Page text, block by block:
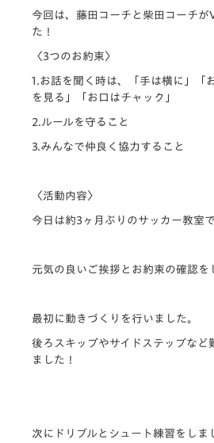
今回は、藤田コーチと柴田コーチが
た！
〈3つのお約束〉
1.お話を聞く時は、「手は横に」「
を見る」「お口はチャック」
2.ルールを守ること
3.みんなで仲良く協力すること
〈活動内容〉
今日は約3ヶ月ぶりのサッカー教室で
元気の良いご挨拶とお約束の確認を
最初に動きづくりを行いました。
後ろスキップやサイドステップなど
ました！
次にドリブルとシュート練習をしま